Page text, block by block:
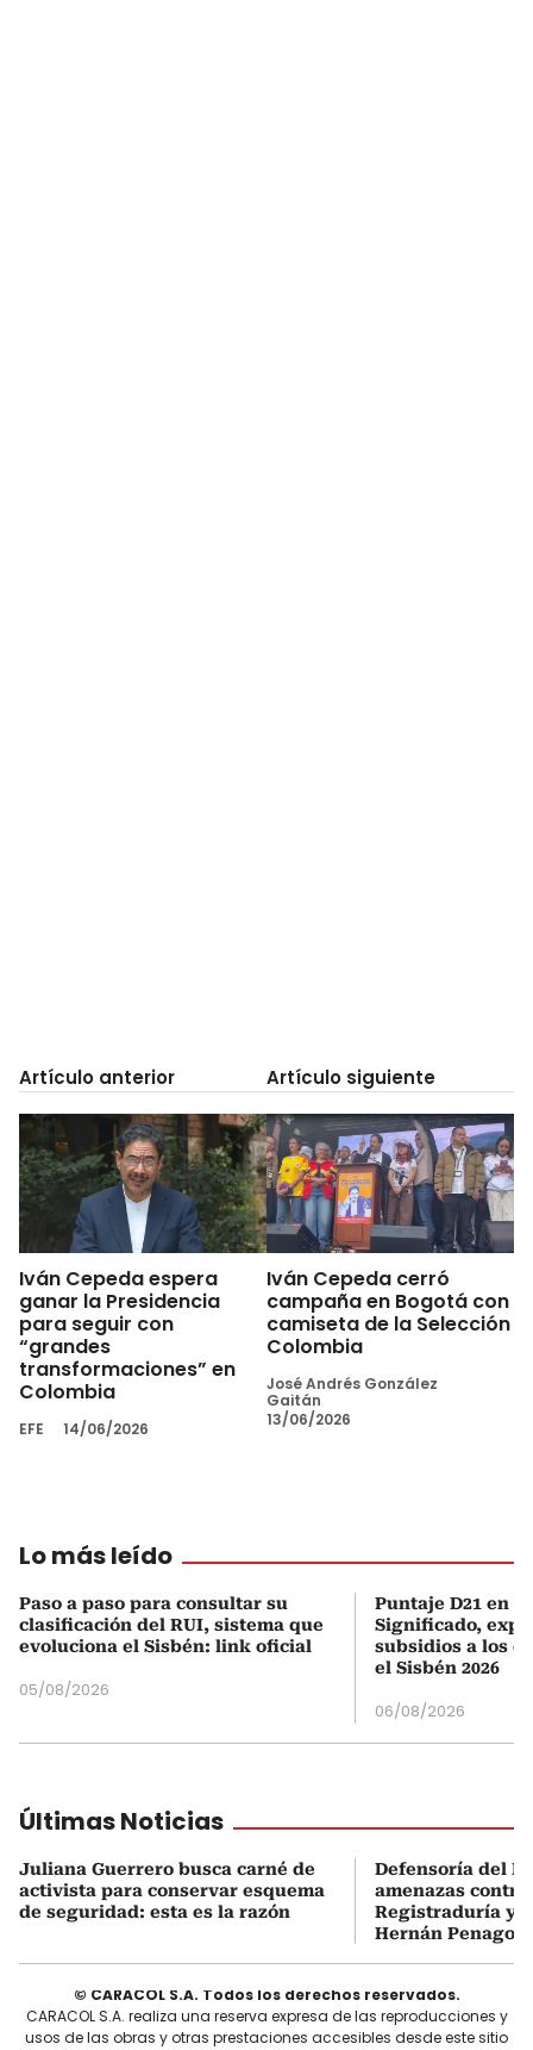
Artículo anterior
Iván Cepeda espera
ganar la Presidencia
para seguir con
“grandes
transformaciones” en
Colombia
EFE 14/06/2026
Artículo siguiente
Iván Cepeda cerró
campaña en Bogotá con
camiseta de la Selección
Colombia
José Andrés González
Gaitán
13/06/2026
Lo más leído
Paso a paso para consultar su
clasificación del RUI, sistema que
evoluciona el Sisbén: link oficial
05/08/2026
Puntaje D21 en
Significado,
subsidios a los
el Sisbén 2026
06/08/2026
Últimas Noticias
Juliana Guerrero busca carné de
activista para conservar esquema
de seguridad: esta es la razón
Defensoría del
amenazas contra
Registraduría y
Hernán Penagos
© CARACOL S.A. Todos los derechos reservados.
CARACOL S.A. realiza una reserva expresa de las reproducciones y
usos de las obras y otras prestaciones accesibles desde este sitio